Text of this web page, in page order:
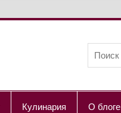
Кулинария О блоге